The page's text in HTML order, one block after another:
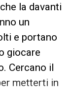
la davanti
un
e portano
giocare
Cercano il
metterti in